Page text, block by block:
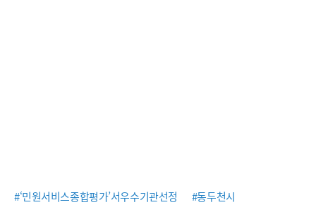
#‘민원서비스종합평가’서우수기관선정 #동두천시